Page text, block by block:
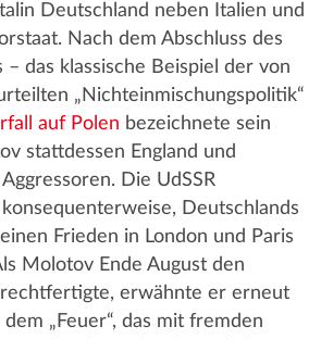
Deutschland neben Italien und
Nach dem Abschluss des
– das klassische Beispiel der von
„Nichteinmischungspolitik“
auf Polen bezeichnete sein
stattdessen England und
Die UdSSR
Deutschlands
Frieden in London und Paris
Molotov Ende August den
erwähnte er erneut
„Feuer“, das mit fremden